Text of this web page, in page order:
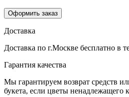
Оформить заказ
Доставка
Доставка по г.Москве бесплатно в
Гарантия качества
Мы гарантируем возврат средств
букета, если цветы ненадлежащего